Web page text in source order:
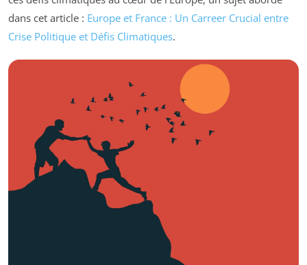
dans cet article : Europe et France : Un Carreer Crucial entre
Crise Politique et Défis Climatiques.